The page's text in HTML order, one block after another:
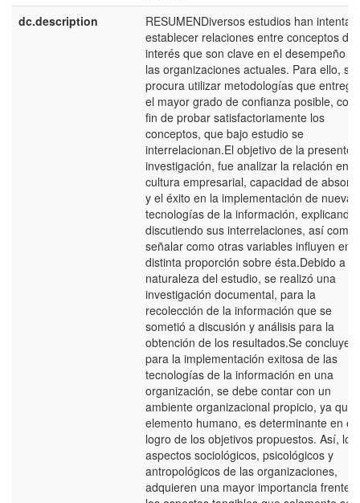
dc.description
RESUMENDiversos estudios han
establecer relaciones entre conceptos de
interés que son clave en el desempeño
las organizaciones actuales. Para ello, se
procura utilizar metodologías que
el mayor grado de confianza posible, con
fin de probar satisfactoriamente los
conceptos, que bajo estudio se
interrelacionan.El objetivo de la presente
investigación, fue analizar la relación
cultura empresarial, capacidad de
y el éxito en la implementación de nuevas
tecnologías de la información, explicando
discutiendo sus interrelaciones, así como
señalar como otras variables influyen en
distinta proporción sobre ésta.Debido a la
naturaleza del estudio, se realizó una
investigación documental, para la
recolección de la información que se
sometió a discusión y análisis para la
obtención de los resultados.Se concluye
para la implementación exitosa de las
tecnologías de la información en una
organización, se debe contar con un
ambiente organizacional propicio, ya que
elemento humano, es determinante en el
logro de los objetivos propuestos. Así, los
aspectos sociológicos, psicológicos y
antropológicos de las organizaciones,
adquieren una mayor importancia frente a